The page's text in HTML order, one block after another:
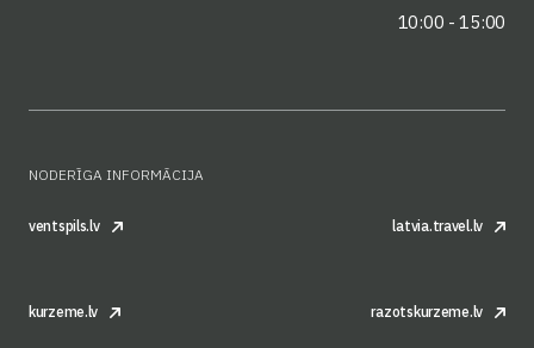
10:00 - 15:00
NODERĪGA INFORMĀCIJA
ventspils.lv latvia.travel.lv
kurzeme.lv razotskurzeme.lv